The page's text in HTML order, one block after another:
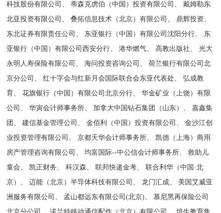
科技股份有限公司、 蒂森克虏伯（中国）投资有限公司、 戴姆勒东
北亚投资有限公司、 叠拓信息技术（北京）有限公司、 鼎辉投资、
东北证券有限责任公司、 东亚银行（中国）有限公司沈阳分行、 东
亚银行（中国）有限公司西安分行、 港华燃气、 高教出版社、 光大
永明人寿保险有限公司、 海问投资咨询公司、 荷兰银行有限公司北
京分公司、 红十字会与红新月会国际联合会东亚代表处、 弘成教
育、 花旗银行（中国）有限公司北京分行、 华金矿业（上饶）有限
公司、 华寅会计师事务所、 加拿大中国钻石集团（山东）、 嘉鑫集
团、 建信基金管理公司、 金佰利（中国）投资有限公司、 金沙江创
业投资管理有限公司、 京都天华会计师事务所、 凯德（上海）商用
房产管理咨询有限公司、 均富国际--中公信会计师事务所、 救助儿
童会、 凯正财务、 科汉森、 联邦快递金考、 联合利华（中国·北
京）、 迈能（北京）半导体科技有限公司、 龙门汇成、 美国艾威亚
洲服务有限公司、 孟山都远东有限公司(北京)、 慕尼黑再保险公司